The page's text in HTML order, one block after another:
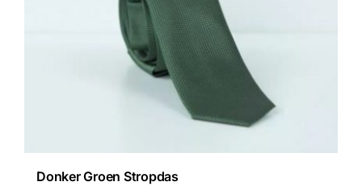
Donker Groen Stropdas